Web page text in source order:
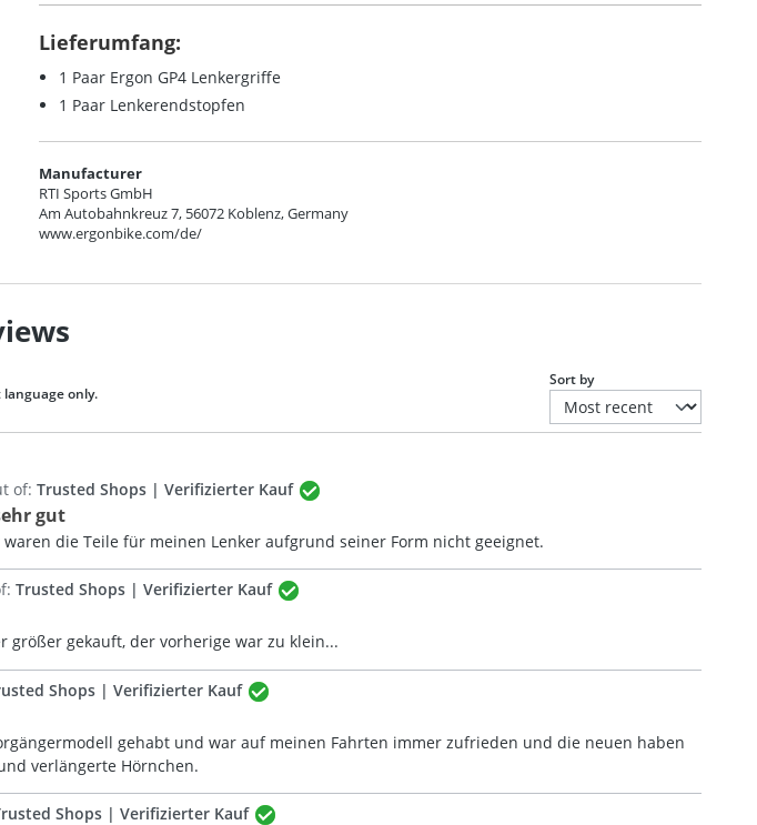
Lieferumfang:
1 Paar Ergon GP4 Lenkergriffe
1 Paar Lenkerendstopfen
Manufacturer
RTI Sports GmbH
Am Autobahnkreuz 7, 56072 Koblenz, Germany
www.ergonbike.com/de/
only.
Sort by
of: Trusted Shops | Verifizierter Kauf
5 stars
gut
die Teile für meinen Lenker aufgrund seiner Form nicht geeignet.
Trusted Shops | Verifizierter Kauf
5 stars
größer gekauft, der vorherige war zu klein...
Shops | Verifizierter Kauf
5 stars
gehabt und war auf meinen Fahrten immer zufrieden und die neuen haben
verlängerte Hörnchen.
Shops | Verifizierter Kauf